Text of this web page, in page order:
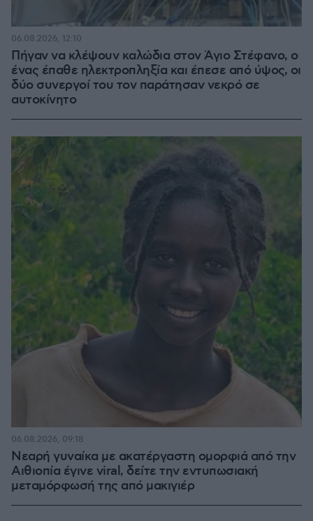
Πήγαν να κλέψουν καλώδια στον Άγιο Στέφανο, ο
ένας έπαθε ηλεκτροπληξία και έπεσε από ύψος, οι
δύο συνεργοί του τον παράτησαν νεκρό σε
αυτοκίνητο
06.08.2026, 12:10
Νεαρή γυναίκα με ακατέργαστη ομορφιά από την
Αιθιοπία έγινε viral, δείτε την εντυπωσιακή
μεταμόρφωσή της από μακιγιέρ
06.08.2026, 09:18